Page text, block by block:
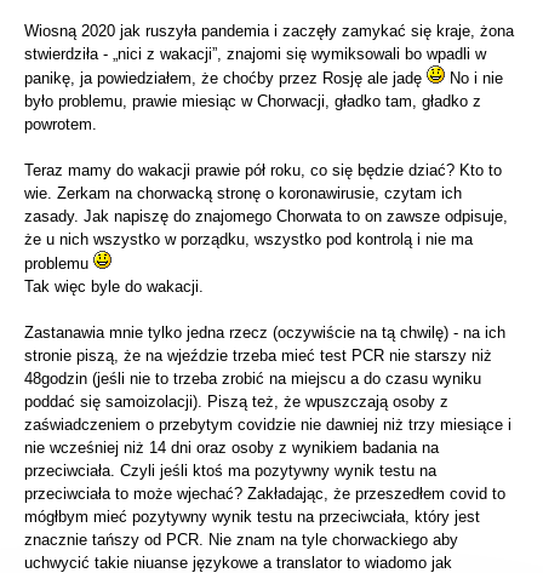
Wiosną 2020 jak ruszyła pandemia i zaczęły zamykać się kraje, żona
stwierdziła - „nici z wakacji”, znajomi się wymiksowali bo wpadli w
panikę, ja powiedziałem, że choćby przez Rosję ale jadę
No i nie
było problemu, prawie miesiąc w Chorwacji, gładko tam, gładko z
powrotem.
Teraz mamy do wakacji prawie pół roku, co się będzie dziać? Kto to
wie. Zerkam na chorwacką stronę o koronawirusie, czytam ich
zasady. Jak napiszę do znajomego Chorwata to on zawsze odpisuje,
że u nich wszystko w porządku, wszystko pod kontrolą i nie ma
problemu
Tak więc byle do wakacji.
Zastanawia mnie tylko jedna rzecz (oczywiście na tą chwilę) - na ich
stronie piszą, że na wjeździe trzeba mieć test PCR nie starszy niż
48godzin (jeśli nie to trzeba zrobić na miejscu a do czasu wyniku
poddać się samoizolacji). Piszą też, że wpuszczają osoby z
zaświadczeniem o przebytym covidzie nie dawniej niż trzy miesiące i
nie wcześniej niż 14 dni oraz osoby z wynikiem badania na
przeciwciała. Czyli jeśli ktoś ma pozytywny wynik testu na
przeciwciała to może wjechać? Zakładając, że przeszedłem covid to
mógłbym mieć pozytywny wynik testu na przeciwciała, który jest
znacznie tańszy od PCR. Nie znam na tyle chorwackiego aby
uchwycić takie niuanse językowe a translator to wiadomo jak